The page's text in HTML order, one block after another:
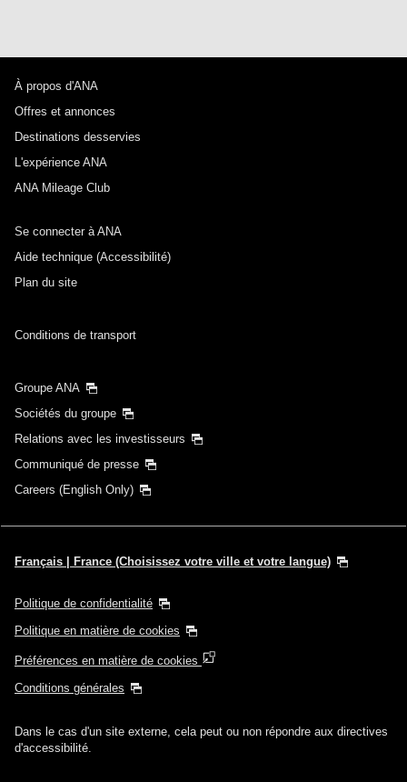
À propos d'ANA
Offres et annonces
Destinations desservies
L'expérience ANA
ANA Mileage Club
Se connecter à ANA
Aide technique (Accessibilité)
Plan du site
Conditions de transport
Groupe ANA
Sociétés du groupe
Relations avec les investisseurs
Communiqué de presse
Careers (English Only)
Français | France (Choisissez votre ville et votre langue)
Politique de confidentialité
Politique en matière de cookies
Préférences en matière de cookies
Conditions générales
Dans le cas d'un site externe, cela peut ou non répondre aux directives
d'accessibilité.